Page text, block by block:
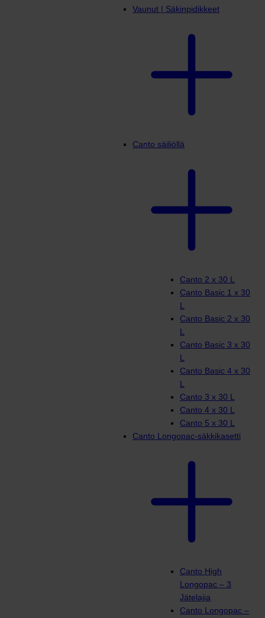
Vaunut | Säkinpidikkeet
Canto säiliöllä
Canto 2 x 30 L
Canto Basic 1 x 30
L
Canto Basic 2 x 30
L
Canto Basic 3 x 30
L
Canto Basic 4 x 30
L
Canto 3 x 30 L
Canto 4 x 30 L
Canto 5 x 30 L
Canto Longopac-säkkikasetti
Canto High
Longopac – 3
Jätelajia
Canto Longopac –